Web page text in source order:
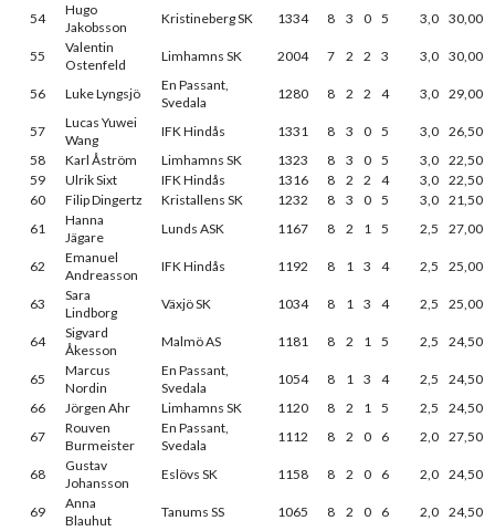
54
Hugo
Jakobsson
Kristineberg SK 1334 8 3 0 5 3,0 30,00
55
Valentin
Ostenfeld
Limhamns SK 2004 7 2 2 3 3,0 30,00
56 Luke Lyngsjö
En Passant,
Svedala
1280 8 2 2 4 3,0 29,00
57
Lucas Yuwei
Wang
IFK Hindås 1331 8 3 0 5 3,0 26,50
58
Karl Åström Limhamns SK 1323 8 3 0 5 3,0 22,50
59
Ulrik Sixt IFK Hindås 1316 8 2 2 4 3,0 22,50
60
Filip Dingertz Kristallens SK 1232 8 3 0 5 3,0 21,50
61
Hanna
Jägare
Lunds ASK 1167 8 2 1 5 2,5 27,00
62
Emanuel
Andreasson
IFK Hindås 1192 8 1 3 4 2,5 25,00
63
Sara
Lindborg
Växjö SK 1034 8 1 3 4 2,5 25,00
64
Sigvard
Åkesson
Malmö AS 1181 8 2 1 5 2,5 24,50
65
Marcus
Nordin
En Passant,
Svedala
1054 8 1 3 4 2,5
24,50
66
Jörgen Ahr Limhamns SK 1120 8 2 1 5 2,5
24,50
67
Rouven
Burmeister
En Passant,
Svedala
1112 8 2 0 6 2,0 27,50
68
Gustav
Johansson
Eslövs SK 1158 8 2 0 6 2,0 24,50
69
Anna
Blauhut
Tanums SS 1065 8 2 0 6 2,0 24,50